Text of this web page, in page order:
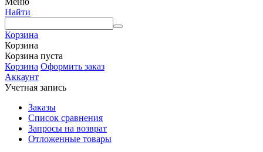
Найти
Корзина
Корзина
Корзина пуста
Корзина Оформить заказ
Аккаунт
Учетная запись
Заказы
Список сравнения
Запросы на возврат
Отложенные товары